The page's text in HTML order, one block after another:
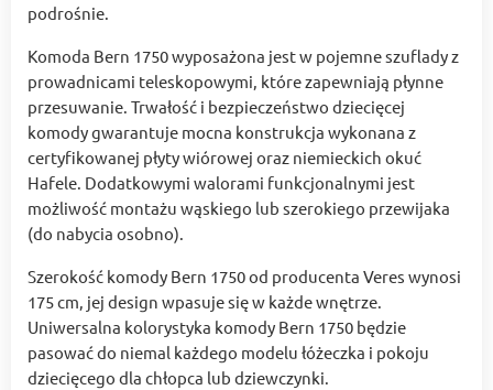
podrośnie.
Komoda Bern 1750 wyposażona jest w pojemne szuflady z
prowadnicami teleskopowymi, które zapewniają płynne
przesuwanie. Trwałość i bezpieczeństwo dziecięcej
komody gwarantuje mocna konstrukcja wykonana z
certyfikowanej płyty wiórowej oraz niemieckich okuć
Hafele. Dodatkowymi walorami funkcjonalnymi jest
możliwość montażu wąskiego lub szerokiego przewijaka
(do nabycia osobno).
Szerokość komody Bern 1750 od producenta Veres wynosi
175 cm, jej design wpasuje się w każde wnętrze.
Uniwersalna kolorystyka komody Bern 1750 będzie
pasować do niemal każdego modelu łóżeczka i pokoju
dziecięcego dla chłopca lub dziewczynki.